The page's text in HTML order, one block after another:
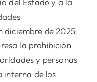
diciembre de 2025,
la prohibición
y personas
interna de los